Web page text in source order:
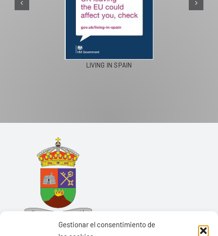
Gestionar el consentimiento de
LIVING IN SPAIN